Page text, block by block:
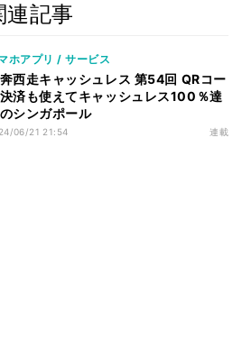
記事
ホアプリ / サービス
西走キャッシュレス 第54回 QRコー
決済も使えてキャッシュレス100％達
シンガポール
06/21 21:54 連載